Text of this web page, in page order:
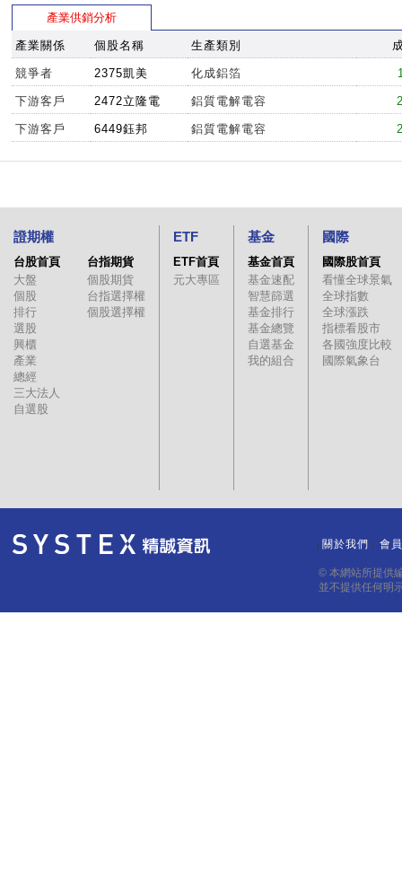
產業供銷分析
產業關係 個股名稱 生產類別
競爭者 2375凱美 化成鋁箔
下游客戶 2472立隆電 鋁質電解電容
下游客戶 6449鈺邦 鋁質電解電容
證期權
台股首頁
大盤
個股
排行
選股
興櫃
產業
總經
三大法人
自選股
台指期貨
個股期貨
台指選擇權
個股選擇權
ETF
ETF首頁
元大專區
基金
基金首頁
基金速配
智慧篩選
基金排行
基金總覽
自選基金
我的組合
國際
國際股首頁
看懂全球景氣
全球指數
全球漲跌
指標看股市
各國強度比較
國際氣象台
關於我們 會
© 本網站所提供
並不提供任何明